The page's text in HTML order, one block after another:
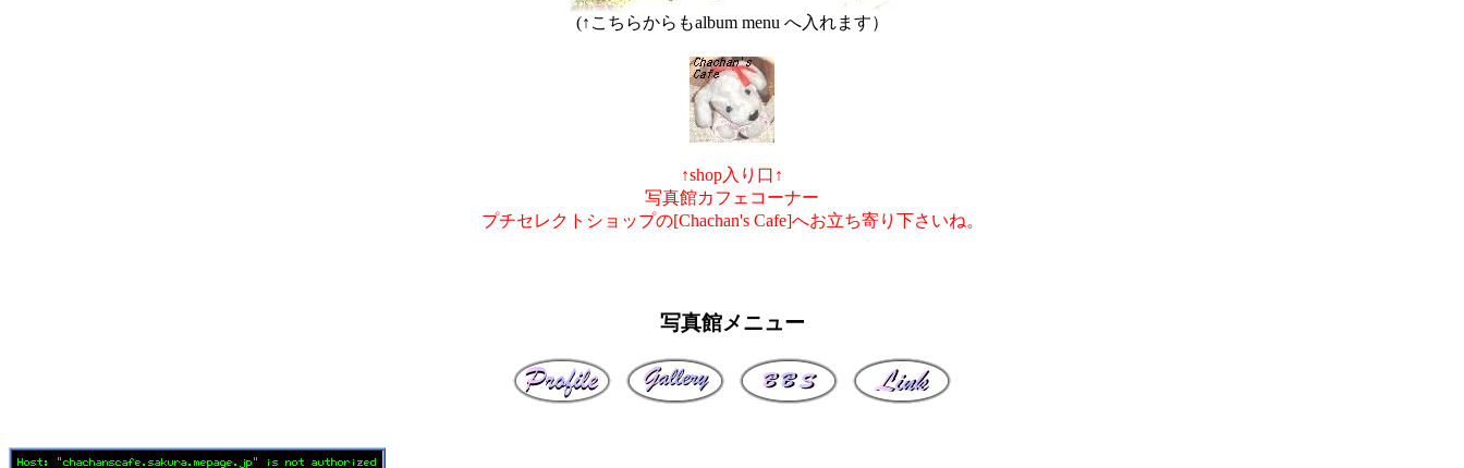
(↑こちらからもalbum menu へ入れます）
↑shop入り口↑
写真館カフェコーナー
プチセレクトショップの[Chachan's Cafe]へお立ち寄り下さいね。
写真館メニュー